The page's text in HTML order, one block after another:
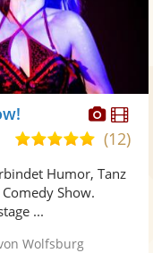
Fotos
5,0
5
(12)
Humor, Tanz
Show.
...
Wolfsburg